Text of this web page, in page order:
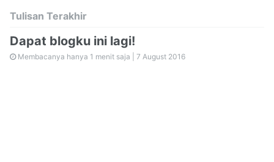
Tulisan Terakhir
Dapat blogku ini lagi!
Membacanya hanya 1 menit saja | 7 August 2016